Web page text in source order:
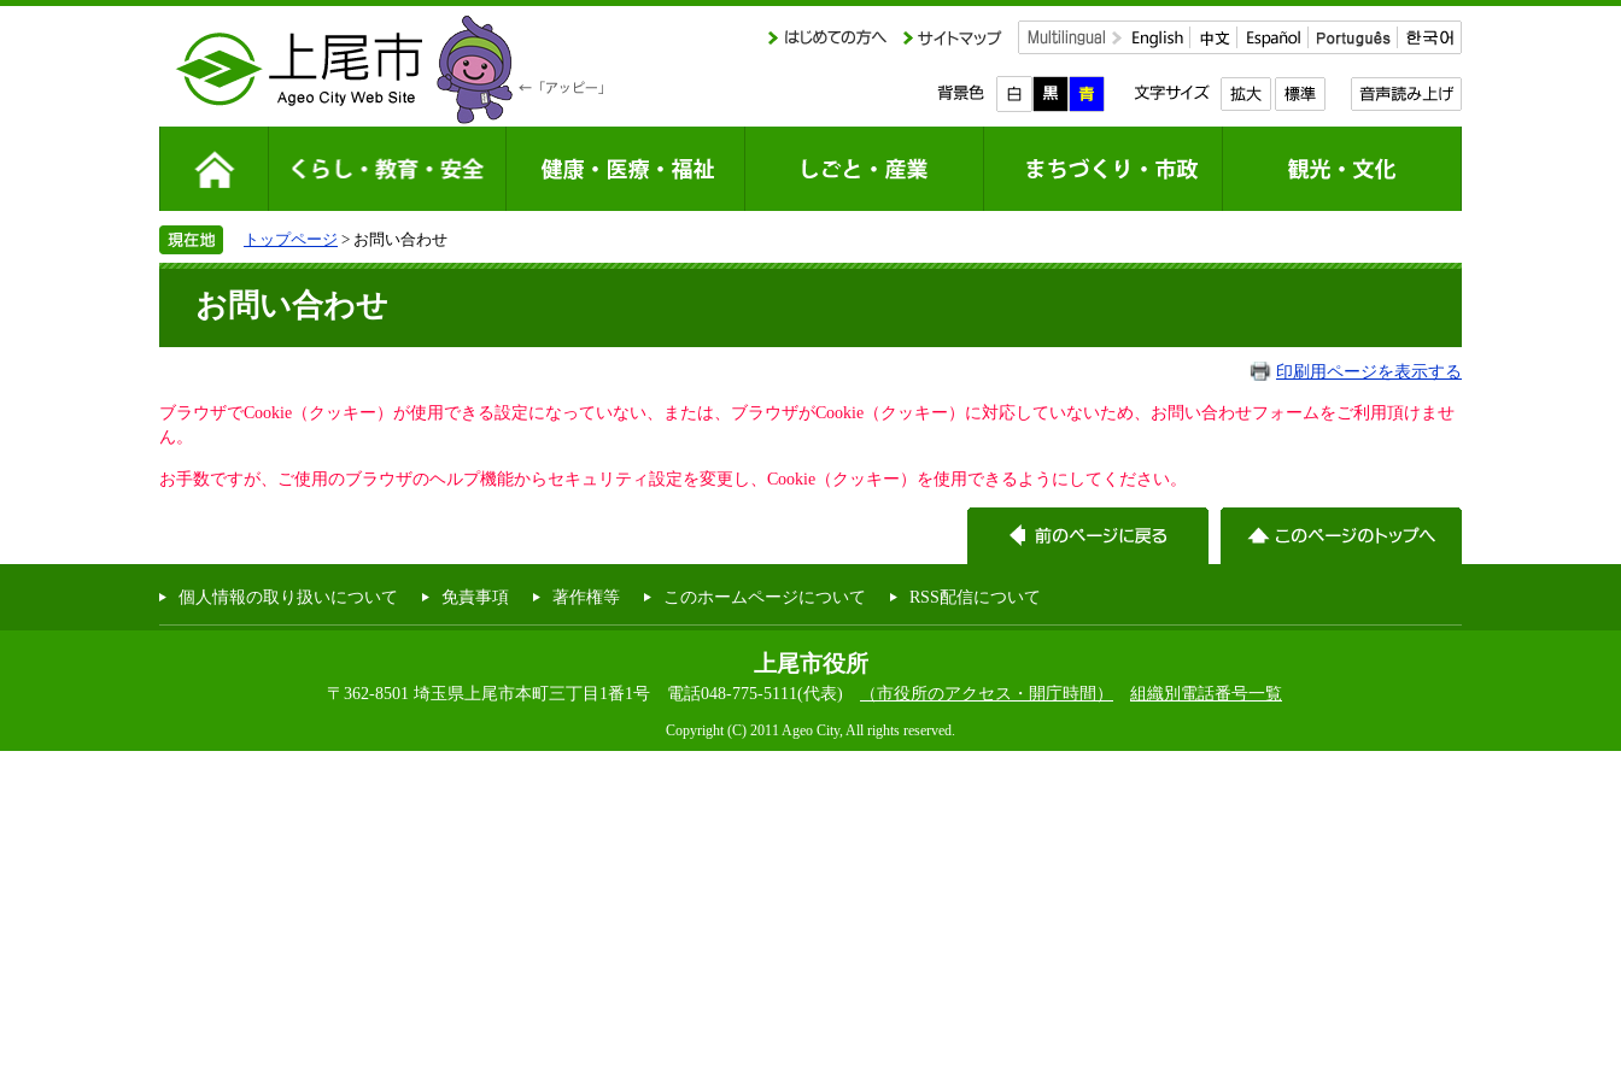
トップページ > お問い合わせ
お問い合わせ
印刷用ページを表示する
ブラウザでCookie（クッキー）が使用できる設定になっていない、または、ブラウザがCookie（クッキー）に対応していないため、お問い合わせフォームをご利用頂けませ
ん。
お手数ですが、ご使用のブラウザのヘルプ機能からセキュリティ設定を変更し、Cookie（クッキー）を使用できるようにしてください。
個人情報の取り扱いについて 免責事項 著作権等 このホームページについて RSS配信について
上尾市役所
〒362-8501 埼玉県上尾市本町三丁目1番1号 電話048-775-5111(代表) （市役所のアクセス・開庁時間） 組織別電話番号一覧
Copyright (C) 2011 Ageo City, All rights reserved.